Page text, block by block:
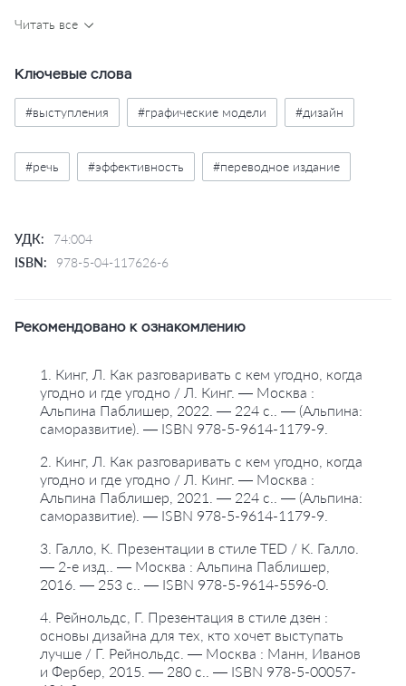
наблюдателя в динамичное путешествие.
сторителлинга и начните создавать истории,
Читать все
Ключевые слова
#выступления #графические модели #дизайн
#речь #эффективность #переводное издание
УДК:
74:004
ISBN:
978-5-04-117626-6
Рекомендовано к ознакомлению
1. Кинг, Л. Как разговаривать с кем угодно, когда
угодно и где угодно / Л. Кинг. — Москва :
Альпина Паблишер, 2022. — 224 с.. — (Альпина:
саморазвитие). — ISBN 978-5-9614-1179-9.
2. Кинг, Л. Как разговаривать с кем угодно, когда
угодно и где угодно / Л. Кинг. — Москва :
Альпина Паблишер, 2021. — 224 с.. — (Альпина:
саморазвитие). — ISBN 978-5-9614-1179-9.
3. Галло, К. Презентации в стиле TED / К. Галло.
— 2-е изд.. — Москва : Альпина Паблишер,
2016. — 253 с.. — ISBN 978-5-9614-5596-0.
4. Рейнольдс, Г. Презентация в стиле дзен :
основы дизайна для тех, кто хочет выступать
лучше / Г. Рейнольдс. — Москва : Манн, Иванов
и Фербер, 2015. — 280 с.. — ISBN 978-5-00057-